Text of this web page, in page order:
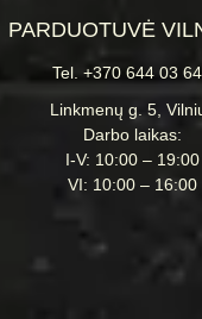
PARDUOTUVĖ
Tel. +370 644 03
Linkmenų g. 5,
Darbo laikas:
I-V: 10:00 – 19:00
VI: 10:00 – 16:00